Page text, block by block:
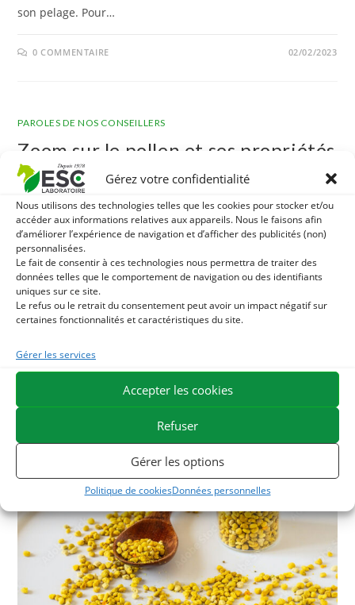
Gérez votre confidentialité
Nous utilisons des technologies telles que les cookies pour stocker et/ou
accéder aux informations relatives aux appareils. Nous le faisons afin
d’améliorer l’expérience de navigation et d’afficher des publicités (non)
personnalisées.
Le fait de consentir à ces technologies nous permettra de traiter des
données telles que le comportement de navigation ou des identifiants
uniques sur ce site.
Le refus ou le retrait du consentement peut avoir un impact négatif sur
certaines fonctionnalités et caractéristiques du site.
Gérer les services
Accepter les cookies
Refuser
Gérer les options
Politique de cookiesDonnées personnelles
son pelage. Pour…
0 COMMENTAIRE 02/02/2023
PAROLES DE NOS CONSEILLERS
Zoom sur le pollen et ses propriétés
pour votre cheval ?
Il a tendance à nous faire pleurer ou à nous gratter la
gorge… mais le pollen est bien plus qu’un allergène
annonciateur de l’arrivée du printemps. Il est aussi et
surtout un concentré de nutriments particulièrement
précieux pour notre santé ainsi que celle des chevaux.
Idéal pour booster les défenses…
0 COMMENTAIRE